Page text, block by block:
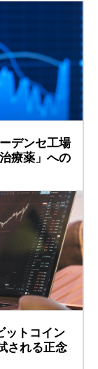
デンセ工場
療薬」への
ットコイン
される正念